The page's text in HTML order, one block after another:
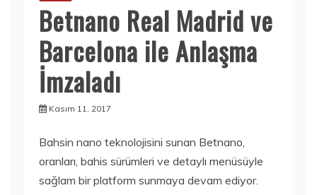
Betnano Real Madrid ve
Barcelona ile Anlaşma
İmzaladı
Kasım 11, 2017
Bahsin nano teknolojisini sunan Betnano,
oranları, bahis sürümleri ve detaylı menüsüyle
sağlam bir platform sunmaya devam ediyor.